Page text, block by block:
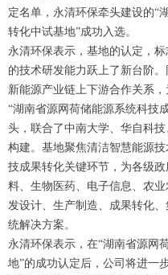
定名单，永清环保牵头建设的“
转化中试基地”成功入选。
永清环保表示，基地的认定，
的技术研发能力跃上了新台阶
新能源产业链上下游合作关系
“湖南省源网荷储能源系统科技
头，联合了中南大学、华自科
构建。基地聚焦清洁智慧能源
技成果转化关键环节，为各级
料、生物医药、电子信息、农
发设计、生产制造、成果转化
统解决方案。
永清环保表示，在“湖南省源网
地”的成功认定后，公司将进一